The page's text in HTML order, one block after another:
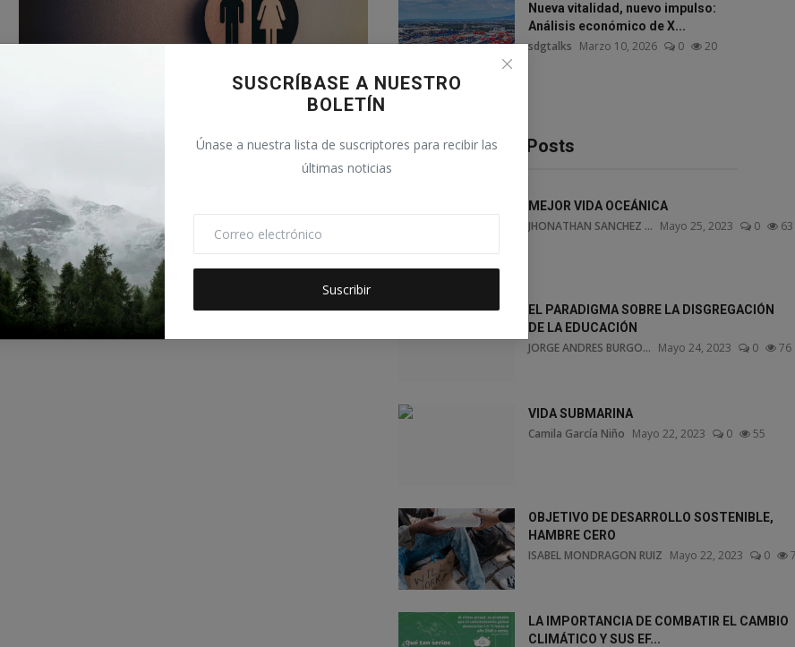
SUSCRÍBASE A NUESTRO
BOLETÍN
Únase a nuestra lista de suscriptores para recibir las
últimas noticias
Suscribir
Promover la igual de genero
La igualdad de género no es solo un derecho humano
básico, sino también uno de l...
Nueva vitalidad, nuevo impulso:
Análisis económico de X...
sdgtalks Marzo 10, 2026 0 20
Recommended Posts
MEJOR VIDA OCEÁNICA
JHONATHAN SANCHEZ ... Mayo 25, 2023 0 63
EL PARADIGMA SOBRE LA DISGREGACIÓN
DE LA EDUCACIÓN
JORGE ANDRES BURGO... Mayo 24, 2023 0 76
VIDA SUBMARINA
Camila García Niño Mayo 22, 2023 0 55
OBJETIVO DE DESARROLLO SOSTENIBLE,
HAMBRE CERO
ISABEL MONDRAGON RUIZ Mayo 22, 2023 0
LA IMPORTANCIA DE COMBATIR EL CAMBIO
CLIMÁTICO Y SUS EF...